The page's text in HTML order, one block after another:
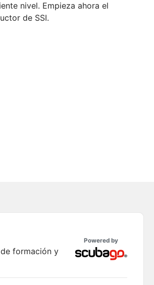
nivel. Empieza ahora el
de SSI.
formación y
Powered by